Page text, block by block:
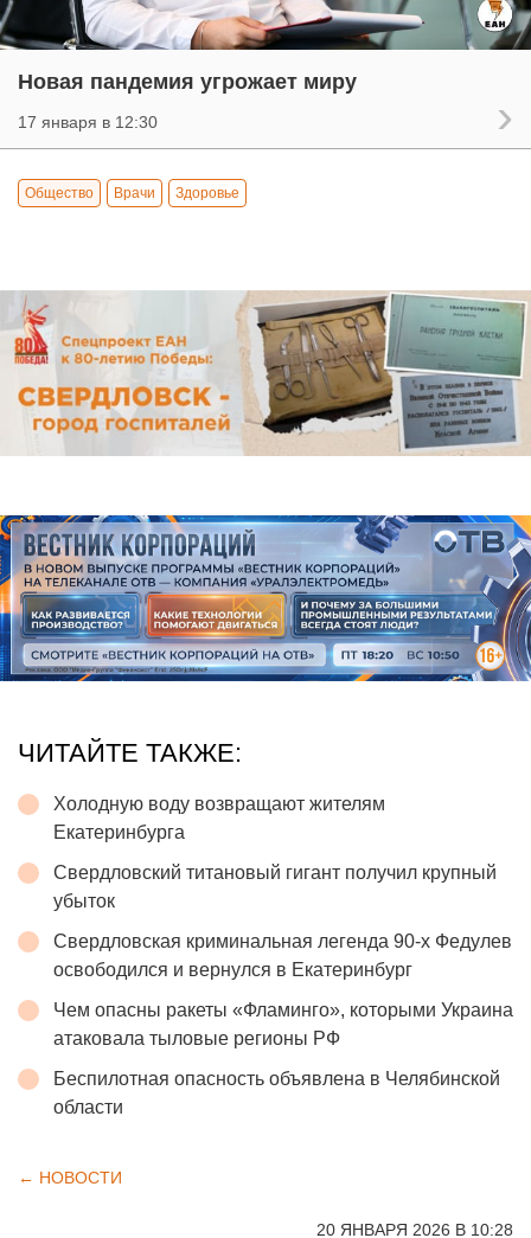
Новая пандемия угрожает миру
17 января в 12:30
Общество Врачи Здоровье
ЧИТАЙТЕ ТАКЖЕ:
Холодную воду возвращают жителям
Екатеринбурга
Свердловский титановый гигант получил крупный
убыток
Свердловская криминальная легенда 90-х Федулев
освободился и вернулся в Екатеринбург
Чем опасны ракеты «Фламинго», которыми Украина
атаковала тыловые регионы РФ
Беспилотная опасность объявлена в Челябинской
области
← НОВОСТИ
20 ЯНВАРЯ 2026 В 10:28